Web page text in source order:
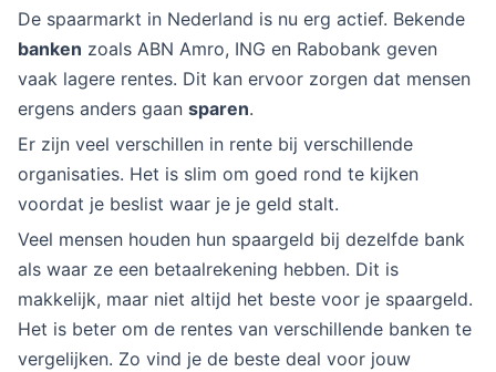
De spaarmarkt in Nederland is nu erg actief. Bekende
banken zoals ABN Amro, ING en Rabobank geven
vaak lagere rentes. Dit kan ervoor zorgen dat mensen
ergens anders gaan sparen.
Er zijn veel verschillen in rente bij verschillende
organisaties. Het is slim om goed rond te kijken
voordat je beslist waar je je geld stalt.
Veel mensen houden hun spaargeld bij dezelfde bank
als waar ze een betaalrekening hebben. Dit is
makkelijk, maar niet altijd het beste voor je spaargeld.
Het is beter om de rentes van verschillende banken te
vergelijken. Zo vind je de beste deal voor jouw